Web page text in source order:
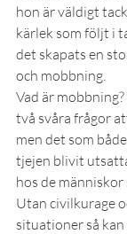
hon är väldigt
kärlek som följt i
det skapats en
och mobbning.
Vad är
två svåra frågor
men det som
tjejen blivit
hos de
Utan civilkurage
situationer så